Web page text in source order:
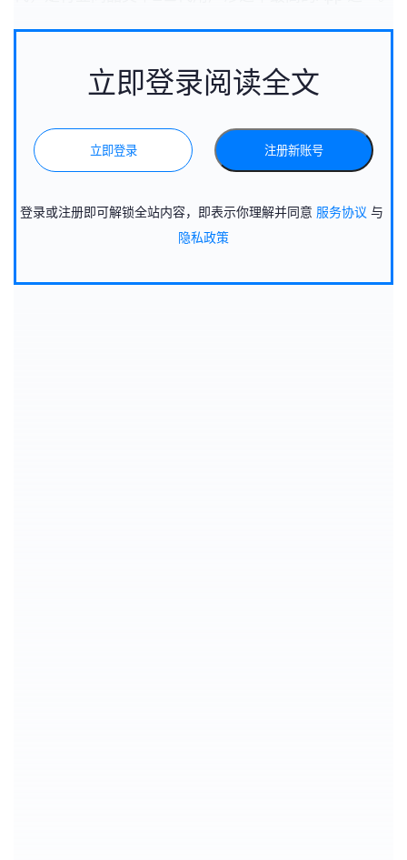
立即登录阅读全文
立即登录 注册新账号
登录或注册即可解锁全站内容，即表示你理解并同意 服务协议 与
隐私政策